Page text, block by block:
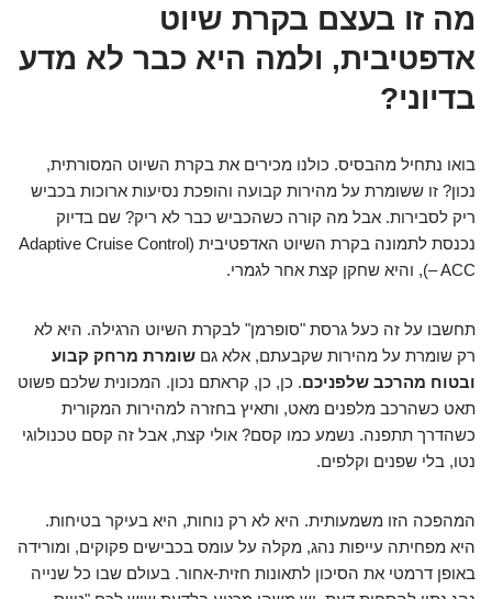
מה זו בעצם בקרת שיוט
אדפטיבית, ולמה היא כבר לא מדע
בדיוני?
בואו נתחיל מהבסיס. כולנו מכירים את בקרת השיוט המסורתית,
נכון? זו ששומרת על מהירות קבועה והופכת נסיעות ארוכות בכביש
ריק לסבירות. אבל מה קורה כשהכביש כבר לא ריק? שם בדיוק
נכנסת לתמונה בקרת השיוט האדפטיבית (Adaptive Cruise Control
– ACC), והיא שחקן קצת אחר לגמרי.
תחשבו על זה כעל גרסת "סופרמן" לבקרת השיוט הרגילה. היא לא
רק שומרת על מהירות שקבעתם, אלא גם שומרת מרחק קבוע
ובטוח מהרכב שלפניכם. כן, כן, קראתם נכון. המכונית שלכם פשוט
תאט כשהרכב מלפנים מאט, ותאיץ בחזרה למהירות המקורית
כשהדרך תתפנה. נשמע כמו קסם? אולי קצת, אבל זה קסם טכנולוגי
נטו, בלי שפנים וקלפים.
המהפכה הזו משמעותית. היא לא רק נוחות, היא בעיקר בטיחות.
היא מפחיתה עייפות נהג, מקלה על עומס בכבישים פקוקים, ומורידה
באופן דרמטי את הסיכון לתאונות חזית-אחור. בעולם שבו כל שנייה